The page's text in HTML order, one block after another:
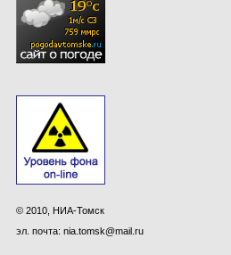
© 2010, НИА-Томск
эл. почта: nia.tomsk@mail.ru